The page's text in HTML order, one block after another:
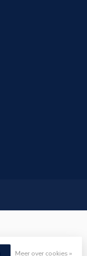
Meer over cookies »